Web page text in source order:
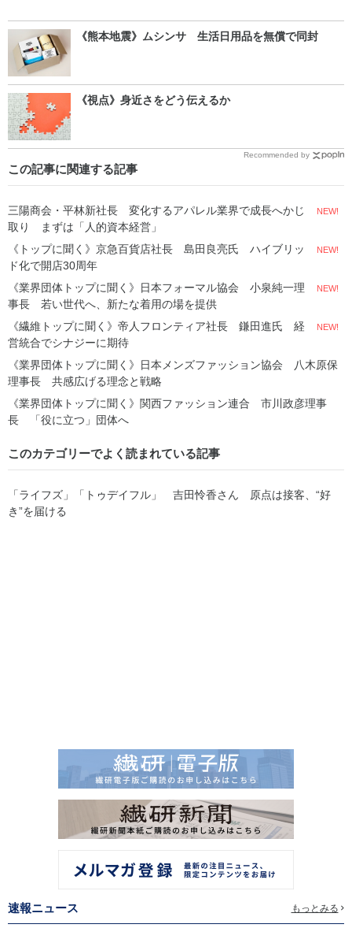
《熊本地震》ムシンサ 生活日用品を無償で同封
《視点》身近さをどう伝えるか
Recommended by
この記事に関連する記事
三陽商会・平林新社長 変化するアパレル業界で成長へかじ
取り まずは「人的資本経営」
NEW!
《トップに聞く》京急百貨店社長 島田良亮氏 ハイブリッ
ド化で開店30周年
NEW!
《業界団体トップに聞く》日本フォーマル協会 小泉純一理
事長 若い世代へ、新たな着用の場を提供
NEW!
《繊維トップに聞く》帝人フロンティア社長 鎌田進氏 経
営統合でシナジーに期待
NEW!
《業界団体トップに聞く》日本メンズファッション協会 八木原保
理事長 共感広げる理念と戦略
《業界団体トップに聞く》関西ファッション連合 市川政彦理事
長 「役に立つ」団体へ
このカテゴリーでよく読まれている記事
「ライフズ」「トゥデイフル」 吉田怜香さん 原点は接客、“好
き”を届ける
速報ニュース もっとみる